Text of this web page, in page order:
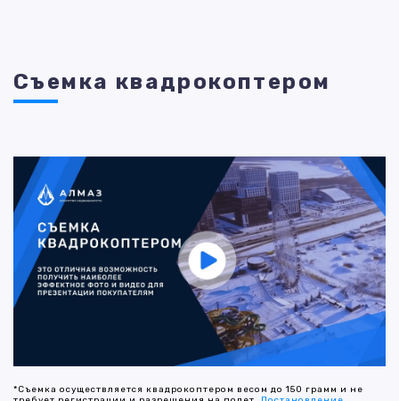
Съемка квадрокоптером
*Съемка осуществляется квадрокоптером весом до 150 грамм и не